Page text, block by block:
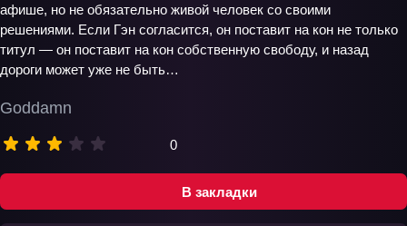
В закладки
Goddamn
0
афише, но не обязательно живой человек со своими
решениями. Если Гэн согласится, он поставит на кон не только
титул — он поставит на кон собственную свободу, и назад
дороги может уже не быть…